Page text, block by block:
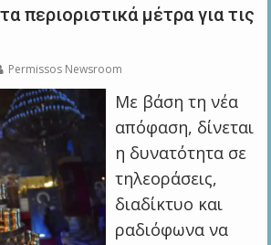
περιοριστικά μέτρα για τις
Permissos Newsroom
Με βάση τη νέα
απόφαση, δίνεται
η δυνατότητα σε
τηλεοράσεις,
διαδίκτυο και
ραδιόφωνα να